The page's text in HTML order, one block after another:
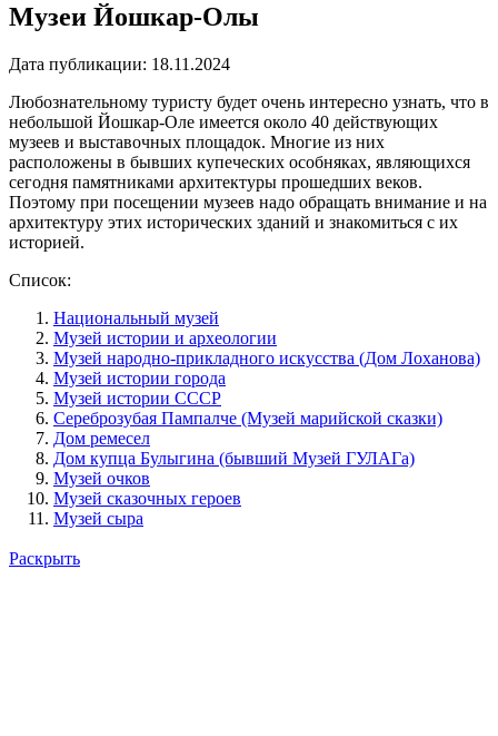
Музеи Йошкар-Олы
Дата публикации: 18.11.2024
Любознательному туристу будет очень интересно узнать, что в
небольшой Йошкар-Оле имеется около 40 действующих
музеев и выставочных площадок. Многие из них
расположены в бывших купеческих особняках, являющихся
сегодня памятниками архитектуры прошедших веков.
Поэтому при посещении музеев надо обращать внимание и на
архитектуру этих исторических зданий и знакомиться с их
историей.
Список:
Национальный музей
Музей истории и археологии
Музей народно-прикладного искусства (Дом Лоханова)
Музей истории города
Музей истории СССР
Сереброзубая Пампалче (Музей марийской сказки)
Дом ремесел
Дом купца Булыгина (бывший Музей ГУЛАГа)
Музей очков
Музей сказочных героев
Музей сыра
Национальная художественная галерея
Раскрыть